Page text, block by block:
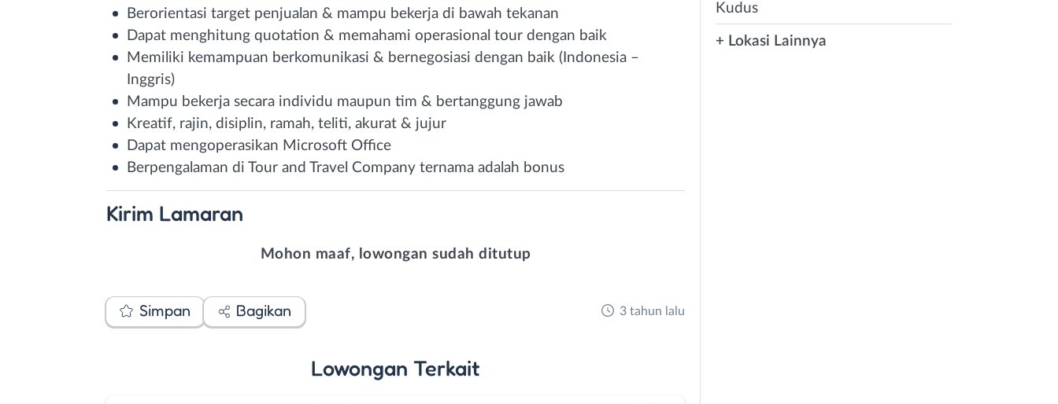
Berorientasi target penjualan & mampu bekerja di bawah tekanan
Dapat menghitung quotation & memahami operasional tour dengan baik
Memiliki kemampuan berkomunikasi & bernegosiasi dengan baik (Indonesia –
Inggris)
Mampu bekerja secara individu maupun tim & bertanggung jawab
Kreatif, rajin, disiplin, ramah, teliti, akurat & jujur
Dapat mengoperasikan Microsoft Office
Berpengalaman di Tour and Travel Company ternama adalah bonus
Kirim Lamaran
Mohon maaf, lowongan sudah ditutup
Simpan Bagikan 3 tahun lalu
Lowongan Terkait
Kudus
+ Lokasi Lainnya